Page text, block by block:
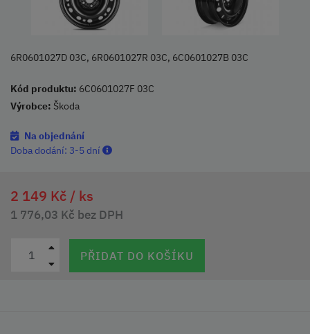
6R0601027D 03C, 6R0601027R 03C, 6C0601027B 03C
Kód produktu: 6C0601027F 03C
Výrobce: Škoda
Na objednání
Doba dodání: 3-5 dní
2 149 Kč / ks
1 776,03 Kč bez DPH
PŘIDAT DO KOŠÍKU